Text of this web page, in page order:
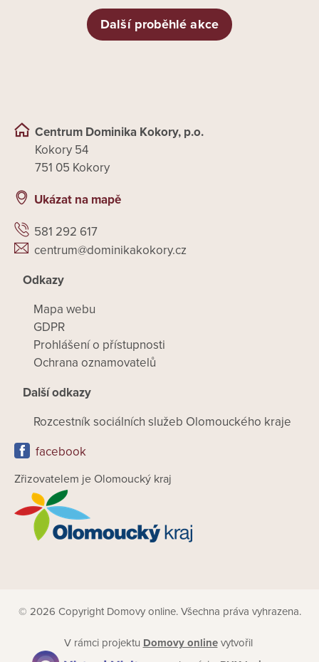
Další proběhlé akce
Centrum Dominika Kokory, p.o.
Kokory 54
751 05 Kokory
Ukázat na mapě
581 292 617
centrum@dominikakokory.cz
Odkazy
Mapa webu
GDPR
Prohlášení o přístupnosti
Ochrana oznamovatelů
Další odkazy
Rozcestník sociálních služeb Olomouckého kraje
facebook
Zřizovatelem je Olomoucký kraj
© 2026 Copyright Domovy online. Všechna práva vyhrazena.
V rámci projektu Domovy onlinevytvořil